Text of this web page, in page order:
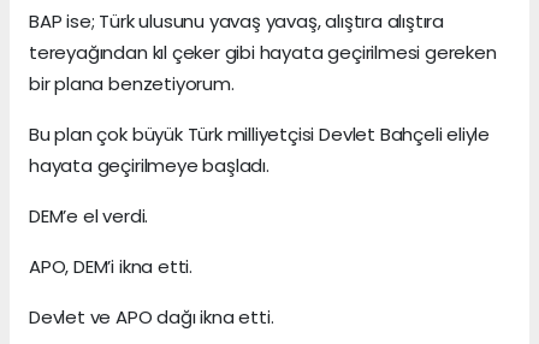
BAP ise; Türk ulusunu yavaş yavaş, alıştıra alıştıra
tereyağından kıl çeker gibi hayata geçirilmesi gereken
bir plana benzetiyorum.
Bu plan çok büyük Türk milliyetçisi Devlet Bahçeli eliyle
hayata geçirilmeye başladı.
DEM’e el verdi.
APO, DEM’i ikna etti.
Devlet ve APO dağı ikna etti.